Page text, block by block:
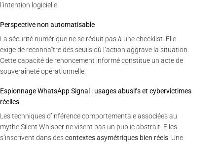
l’intention logicielle.
Perspective non automatisable
La sécurité numérique ne se réduit pas à une checklist. Elle
exige de reconnaître des seuils où l’action aggrave la situation.
Cette capacité de renoncement informé constitue un acte de
souveraineté opérationnelle.
Espionnage WhatsApp Signal : usages abusifs et cybervictimes
réelles
Les techniques d’inférence comportementale associées au
mythe Silent Whisper ne visent pas un public abstrait. Elles
s’inscrivent dans descontextes asymétriques bien réels . Une